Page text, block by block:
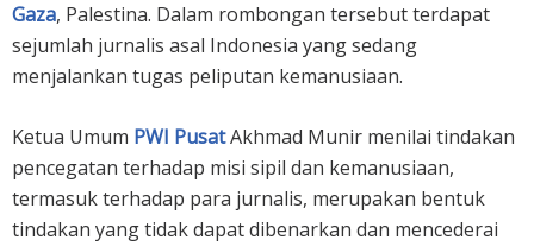
Gaza, Palestina. Dalam rombongan tersebut terdapat
sejumlah jurnalis asal Indonesia yang sedang
menjalankan tugas peliputan kemanusiaan.
Ketua Umum PWI PusatAkhmad Munir menilai tindakan
pencegatan terhadap misi sipil dan kemanusiaan,
termasuk terhadap para jurnalis, merupakan bentuk
tindakan yang tidak dapat dibenarkan dan mencederai